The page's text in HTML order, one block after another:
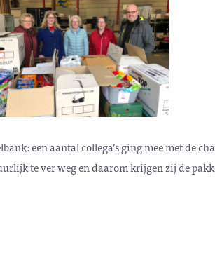
een aantal collega’s ging mee met de
te ver weg en daarom krijgen zij de